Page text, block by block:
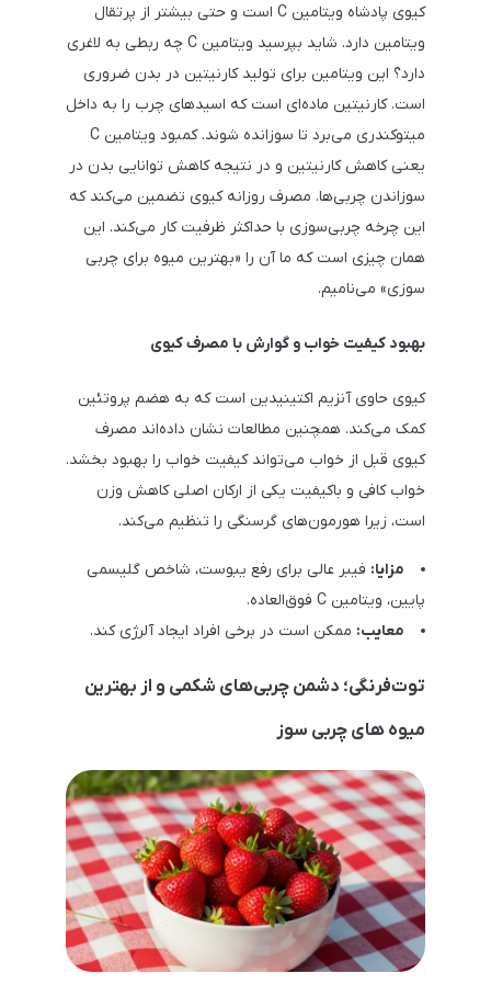
کیوی پادشاه ویتامین C است و حتی بیشتر از پرتقال
ویتامین دارد. شاید بپرسید ویتامین C چه ربطی به لاغری
دارد؟ این ویتامین برای تولید کارنیتین در بدن ضروری
است. کارنیتین ماده‌ای است که اسیدهای چرب را به داخل
میتوکندری می‌برد تا سوزانده شوند. کمبود ویتامین C
یعنی کاهش کارنیتین و در نتیجه کاهش توانایی بدن در
سوزاندن چربی‌ها. مصرف روزانه کیوی تضمین می‌کند که
این چرخه چربی‌سوزی با حداکثر ظرفیت کار می‌کند. این
همان چیزی است که ما آن را «بهترین میوه برای چربی
سوزی» می‌نامیم.
بهبود کیفیت خواب و گوارش با مصرف کیوی
کیوی حاوی آنزیم اکتینیدین است که به هضم پروتئین
کمک می‌کند. همچنین مطالعات نشان داده‌اند مصرف
کیوی قبل از خواب می‌تواند کیفیت خواب را بهبود بخشد.
خواب کافی و باکیفیت یکی از ارکان اصلی کاهش وزن
است، زیرا هورمون‌های گرسنگی را تنظیم می‌کند.
مزایا: فیبر عالی برای رفع یبوست، شاخص گلیسمی
پایین، ویتامین C فوق‌العاده.
معایب: ممکن است در برخی افراد ایجاد آلرژی کند.
توت‌فرنگی؛ دشمن چربی‌های شکمی و از بهترین
میوه های چربی سوز